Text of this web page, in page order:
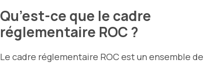
Qu’est-ce que le cadre
réglementaire ROC ?
Le cadre réglementaire ROC est un ensemble de